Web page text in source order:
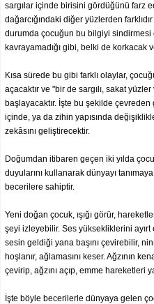
sargılar içinde birisini gördüğünü farz
dağarcığındaki diğer yüzlerden
durumda çocuğun bu bilgiyi sindirmesi
kavrayamadığı gibi, belki de korkacak
Kısa sürede bu gibi farklı olaylar,
açacaktır ve "bir de sargılı, sakat
başlayacaktır. İşte bu şekilde
içinde, ya da zihin yapısında
zekâsını geliştirecektir.
Doğumdan itibaren geçen iki yılda
duyularını kullanarak dünyayı
becerilere sahiptir.
Yeni doğan çocuk, ışığı görür,
şeyi izleyebilir. Ses yüksekliklerini ayırt
sesin geldiği yana başını çevirebilir,
hoşlanır, ağlamasını keser. Ağzının
çevirip, ağzını açıp, emme hareketleri
İşte böyle becerilerle dünyaya gelen